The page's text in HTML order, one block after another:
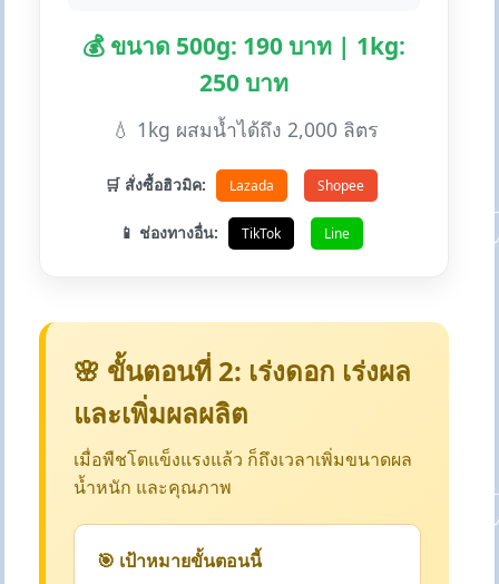
💰 ขนาด 500g: 190 บาท | 1kg:
250 บาท
💧 1kg ผสมน้ำได้ถึง 2,000 ลิตร
🛒 สั่งซื้อฮิวมิค: Lazada Shopee
📱 ช่องทางอื่น: TikTok Line
🌸 ขั้นตอนที่ 2: เร่งดอก เร่งผล
และเพิ่มผลผลิต
เมื่อพืชโตแข็งแรงแล้ว ก็ถึงเวลาเพิ่มขนาดผล
น้ำหนัก และคุณภาพ
🎯 เป้าหมายขั้นตอนนี้